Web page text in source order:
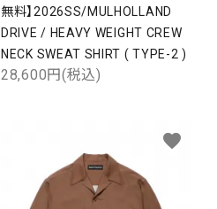
無料】2026SS/MULHOLLAND
DRIVE / HEAVY WEIGHT CREW
NECK SWEAT SHIRT ( TYPE-2 )
28,600円(税込)
favorite